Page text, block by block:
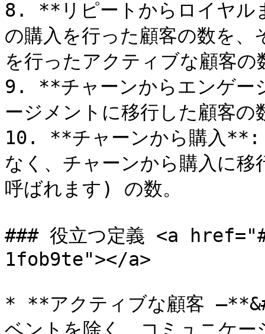
8. **リピートからロイヤ
の購入を行った顧客の数を
を行ったアクティブな顧客の
9. **チャーンからエンゲー
ージメントに移行した顧客の
10. **チャーンから購入**:
なく、チャーンから購入に
呼ばれます) の数。
### 役立つ定義 <a
1fob9te"></a>
* **アクティブな顧客
ベントを除く、コミュニケ